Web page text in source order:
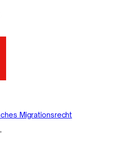
Migrationsrecht